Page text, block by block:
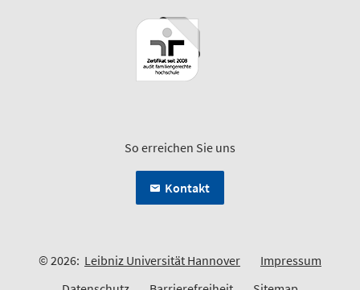
So erreichen Sie uns
Kontakt
© 2026: Leibniz Universität Hannover
Impressum